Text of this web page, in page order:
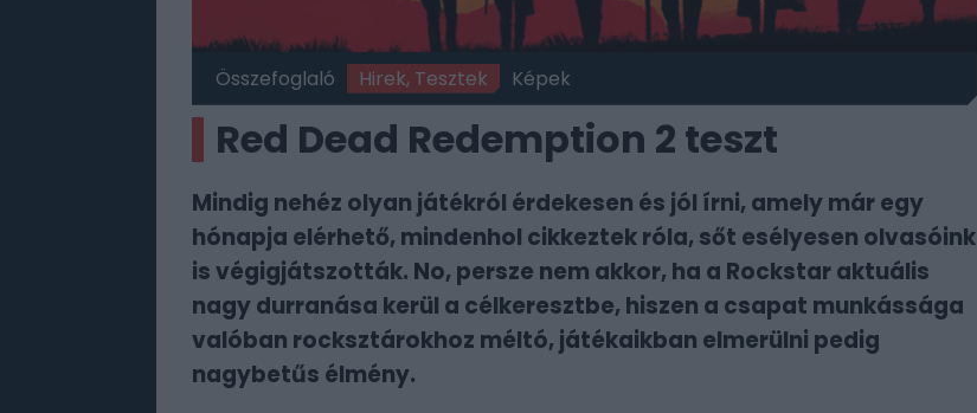
Összefoglaló Hirek, Tesztek Képek
Red Dead Redemption 2 teszt
Mindig nehéz olyan játékról érdekesen és jól írni, amely már egy
hónapja elérhető, mindenhol cikkeztek róla, sőt esélyesen olvasóink
is végigjátszották. No, persze nem akkor, ha a Rockstar aktuális
nagy durranása kerül a célkeresztbe, hiszen a csapat munkássága
valóban rocksztárokhoz méltó, játékaikban elmerülni pedig
nagybetűs élmény.